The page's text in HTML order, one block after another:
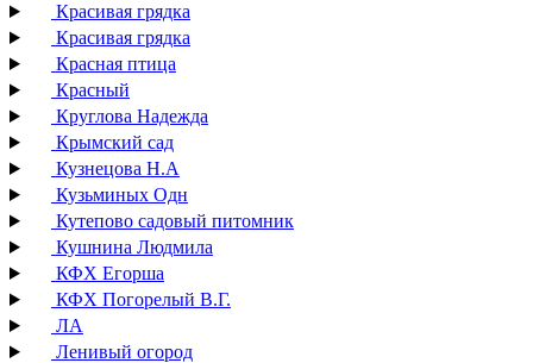
Красивая грядка
Красивая грядка
Красная птица
Красный
Круглова Надежда
Крымский сад
Кузнецова Н.А
Кузьминых Одн
Кутепово садовый питомник
Кушнина Людмила
КФХ Егорша
КФХ Погорелый В.Г.
ЛА
Ленивый огород